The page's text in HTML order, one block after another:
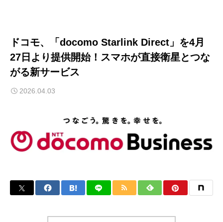
ドコモ、「docomo Starlink Direct」を4月
27日より提供開始！スマホが直接衛星とつな
がる新サービス
2026.04.03